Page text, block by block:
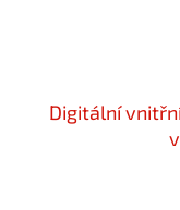
Digitální